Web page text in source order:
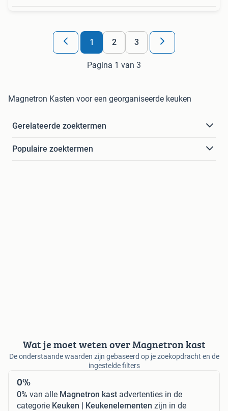
1 2 3
Pagina 1 van 3
Magnetron Kasten voor een georganiseerde keuken
Gerelateerde zoektermen
Populaire zoektermen
Wat je moet weten over Magnetron kast
De onderstaande waarden zijn gebaseerd op je zoekopdracht en de
ingestelde filters
0%
0% van alle Magnetron kast advertenties in de
categorie Keuken | Keukenelementen zijn in de